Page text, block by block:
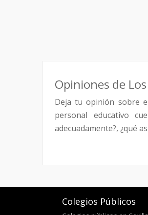
Opiniones de
Deja tu opinión sobre
personal educativo
adecuadamente?, ¿qué
Colegios Públicos